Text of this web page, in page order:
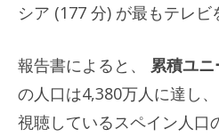
シア (177 分) が最もテレビ
報告書によると、 累積ユ
の人口は4,380万人に達し
視聴しているスペイン人口